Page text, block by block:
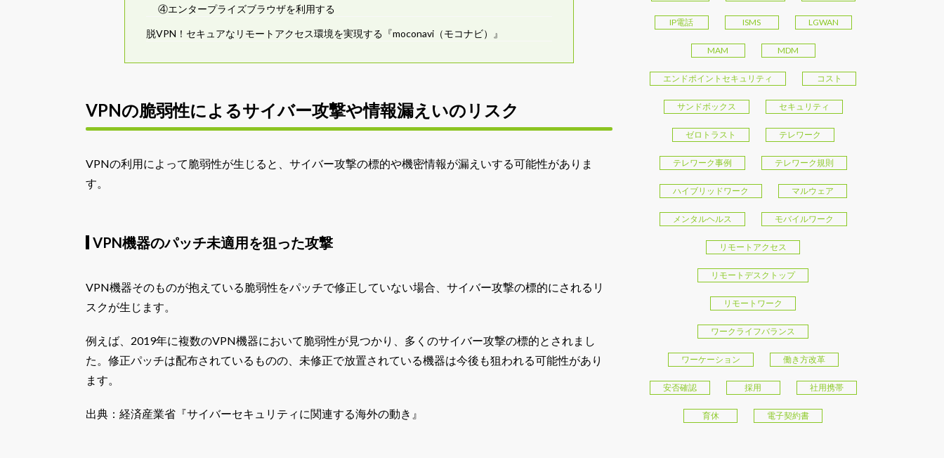
④エンタープライズブラウザを利用する
脱VPN！セキュアなリモートアクセス環境を実現する『moconavi（モコナビ）』
VPNの脆弱性によるサイバー攻撃や情報漏えいのリスク
VPNの利用によって脆弱性が生じると、サイバー攻撃の標的や機密情報が漏えいする可能性がありま
す。
VPN機器のパッチ未適用を狙った攻撃
VPN機器そのものが抱えている脆弱性をパッチで修正していない場合、サイバー攻撃の標的にされるリ
スクが生じます。
例えば、2019年に複数のVPN機器において脆弱性が見つかり、多くのサイバー攻撃の標的とされまし
た。修正パッチは配布されているものの、未修正で放置されている機器は今後も狙われる可能性があり
ます。
出典：経済産業省『サイバーセキュリティに関連する海外の動き 』
IP電話 ISMS LGWAN
MAM MDM
エンドポイントセキュリティ コスト
サンドボックス セキュリティ
ゼロトラスト テレワーク
テレワーク事例 テレワーク規則
ハイブリッドワーク マルウェア
メンタルヘルス モバイルワーク
リモートアクセス
リモートデスクトップ
リモートワーク
ワークライフバランス
ワーケーション 働き方改革
安否確認 採用 社用携帯
育休 電子契約書